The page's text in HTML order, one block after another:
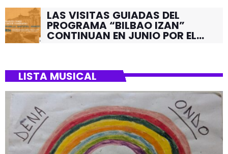
LAS VISITAS GUIADAS DEL
PROGRAMA “BILBAO IZAN”
CONTINUAN EN JUNIO POR EL
LISTA MUSICAL